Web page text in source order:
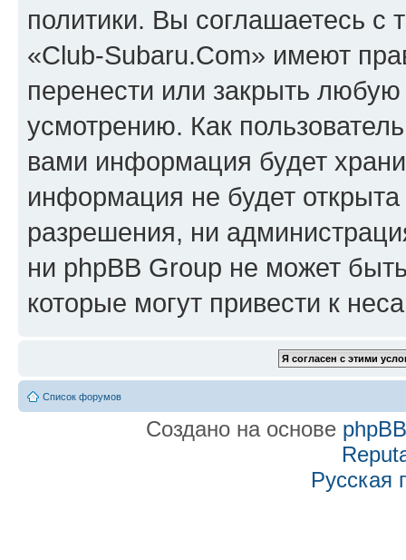
политики. Вы соглашаетесь
«Club-Subaru.Com» имеют
перенести или закрыть
усмотрению. Как
вами информация будет
информация не будет
разрешения, ни
ни phpBB Group не может
которые могут привести к
Список форумов
Создано на основе phpBB
Русская